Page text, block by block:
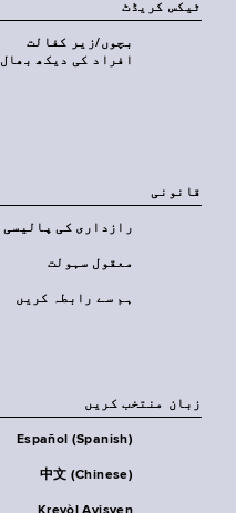
ٹیکس کریڈٹ
بچوں/زیر کفالت
افراد کی دیکھ بھال
قانونی
رازداری کی پالیسی
معقول سہولت
ہم سے رابطہ کریں
زبان منتخب کریں
Español (Spanish)
中文 (Chinese)